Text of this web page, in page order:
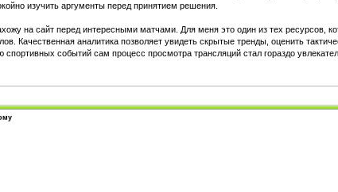
изучить аргументы перед принятием решения.
на сайт перед интересными матчами. Для меня это один из тех ресурсов,
Качественная аналитика позволяет увидеть скрытые тренды, оценить
спортивных событий сам процесс просмотра трансляций стал гораздо